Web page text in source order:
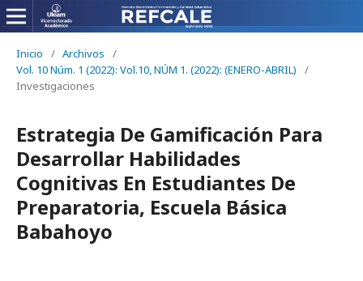
Inicio / Archivos
/
Vol. 10 Núm. 1 (2022): Vol.10, NÚM 1. (2022): (ENERO-ABRIL)
/
Investigaciones
Estrategia De Gamificación Para
Desarrollar Habilidades
Cognitivas En Estudiantes De
Preparatoria, Escuela Básica
Babahoyo